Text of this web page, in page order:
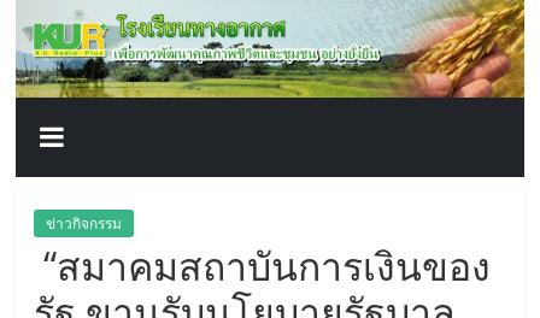
content
โรงเรียน
ทาง
อากาศ​
เพื่อ
พัฒนา
ข่าวกิจกรรม
“สมาคมสถาบันการเงินของ